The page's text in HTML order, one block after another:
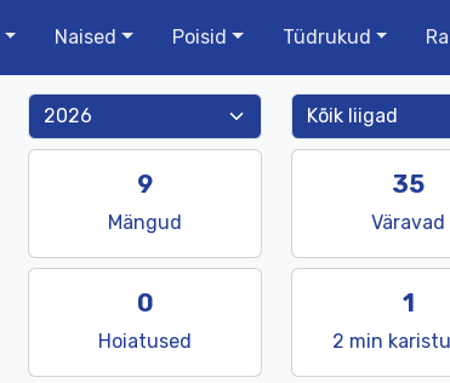
Naised Poisid Tüdrukud
9
Mängud
35
Väravad
0
Hoiatused
1
2 min